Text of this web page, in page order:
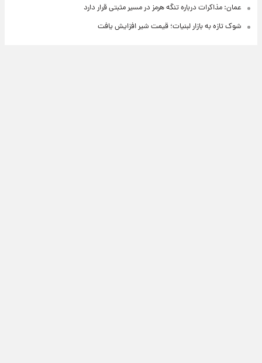
عمان: مذاکرات درباره تنگه هرمز در مسیر مثبتی قرار دارد
شوک تازه به بازار لبنیات؛ قیمت شیر افزایش یافت